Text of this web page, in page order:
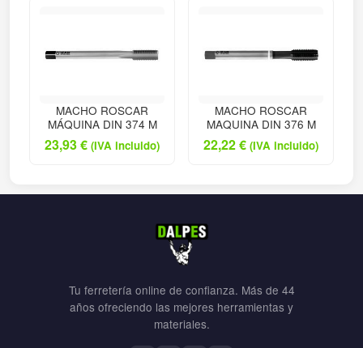
MACHO ROSCAR
MÁQUINA DIN 374 M
23,93€ (IVA incluido)
MACHO ROSCAR
MAQUINA DIN 376 M
22,22€ (IVA incluido)
Tu ferretería online de confianza. Más de 44
años ofreciendo las mejores herramientas y
materiales.